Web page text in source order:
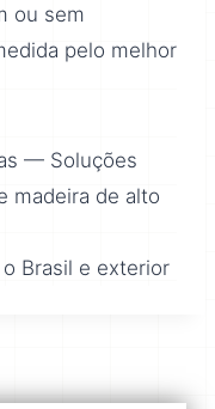
ou sem
pelo melhor
— Soluções
madeira de alto
Brasil e exterior